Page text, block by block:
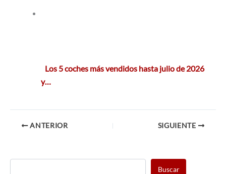
Los 5 coches más vendidos hasta julio de 2026
y…
ANTERIOR SIGUIENTE
Buscar